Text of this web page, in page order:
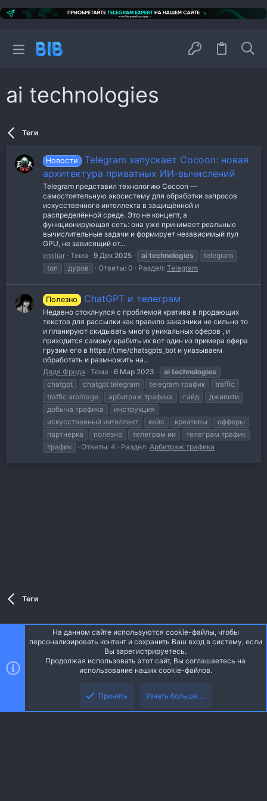
ai technologies
Теги
Новости
Telegram запускает Cocoon: новая
архитектура приватных ИИ-вычислений
Telegram представил технологию Cocoon —
самостоятельную экосистему для обработки запросов
искусственного интеллекта в защищённой и
распределённой среде. Это не концепт, а
функционирующая сеть: она уже принимает реальные
вычислительные задачи и формирует независимый пул
GPU, не зависящий от...
emiliar Тема 9 Дек 2025 ai technologies
telegram
ton
дуров Ответы: 0 Раздел: Telegram
Полезно ChatGPT и телеграм
Недавно стоклнулся с проблемой кратива в продающих
текстов для рассылки как правило заказчики не сильно то
и планируют скидывать много уникальных оферов , и
приходится самому крабить их вот один из примера офера
грузим его в https://t.me/chatsgpts_bot и указываем
обработать и размножить на...
Дядя Фрода
Тема 6 Мар 2023 ai technologies
chatgpt
chatgpt telegram telegram трафик
traffic
traffic arbitrage
арбитраж трафика гайд
джипити
добыча трафика
инструкция
искусственный интеллект
кейс креативы
офферы
партнерка
полезно телеграм ии
телеграм трафик
трафик
Ответы: 4 Раздел: Арбитраж трафика
Теги
Обратная связь
Условия и правила
Политика конфиденциальности
Style and add-ons by ThemeHouse
Перевод от Jumuro ®
Запросы 13 Время 0.0341s Память 3.27MB
Верх
На данном сайте используются cookie-файлы, чтобы
персонализировать контент и сохранить Ваш вход в систему, если
Вы зарегистрируетесь.
Продолжая использовать этот сайт, Вы соглашаетесь на
использование наших cookie-файлов.
Принять Узнать больше.…